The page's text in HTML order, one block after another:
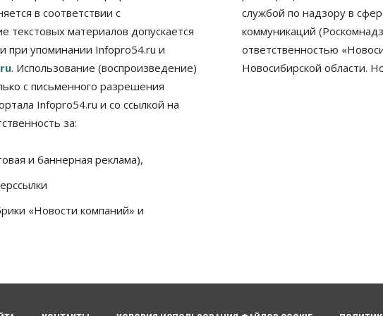
в соответствии с
материалов допускается
при упоминании Infopro54.ru и
. Использование (воспроизведение)
с письменного разрешения
Infopro54.ru и со ссылкой на
за:
и баннерная реклама),
«Новости компаний» и
службой по надзору в
коммуникаций
ответственностью
Новосибирской области.